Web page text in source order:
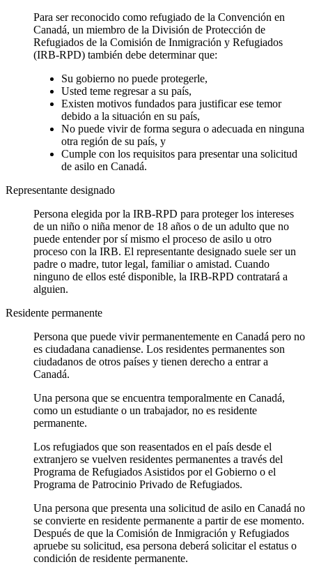
Para ser reconocido como refugiado de la Convención en
Canadá, un miembro de la División de Protección de
Refugiados de la Comisión de Inmigración y Refugiados
(IRB-RPD) también debe determinar que:
Su gobierno no puede protegerle,
Usted teme regresar a su país,
Existen motivos fundados para justificar ese temor
debido a la situación en su país,
No puede vivir de forma segura o adecuada en ninguna
otra región de su país, y
Cumple con los requisitos para presentar una solicitud
de asilo en Canadá.
Representante designado
Persona elegida por la IRB-RPD para proteger los intereses
de un niño o niña menor de 18 años o de un adulto que no
puede entender por sí mismo el proceso de asilo u otro
proceso con la IRB. El representante designado suele ser un
padre o madre, tutor legal, familiar o amistad. Cuando
ninguno de ellos esté disponible, la IRB-RPD contratará a
alguien.
Residente permanente
Persona que puede vivir permanentemente en Canadá pero no
es ciudadana canadiense. Los residentes permanentes son
ciudadanos de otros países y tienen derecho a entrar a
Canadá.
Una persona que se encuentra temporalmente en Canadá,
como un estudiante o un trabajador, no es residente
permanente.
Los refugiados que son reasentados en el país desde el
extranjero se vuelven residentes permanentes a través del
Programa de Refugiados Asistidos por el Gobierno o el
Programa de Patrocinio Privado de Refugiados.
Una persona que presenta una solicitud de asilo en Canadá no
se convierte en residente permanente a partir de ese momento.
Después de que la Comisión de Inmigración y Refugiados
apruebe su solicitud, esa persona deberá solicitar el estatus o
condición de residente permanente.